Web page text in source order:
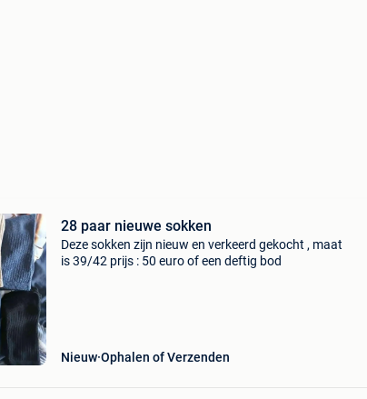
28 paar nieuwe sokken
Deze sokken zijn nieuw en verkeerd gekocht , maat
is 39/42 prijs : 50 euro of een deftig bod
Nieuw Ophalen of Verzenden